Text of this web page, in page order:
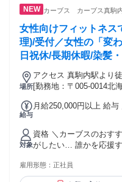
カーブス カーブス真駒
女性向けフィットネス
理)/受付／女性の「変
日祝休/長期休暇/染髪
場所
アクセス 真駒内駅より
[勤務地：〒005-0014北
給与
月給250,000円以上 給
残業時間：20時間） 固
対象
資格 ＼カーブスのおすすめポイント／
がしたい… 誰かを応援
そんなあなたのための職
雇用形態： 正社員